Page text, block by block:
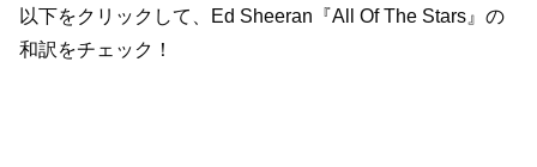
以下をクリックして、Ed Sheeran『All Of The Stars』の
和訳をチェック！